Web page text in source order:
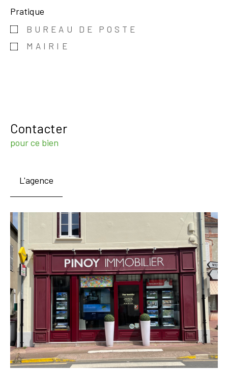
Pratique
BUREAU DE POSTE
MAIRIE
Contacter
pour ce bien
L'agence